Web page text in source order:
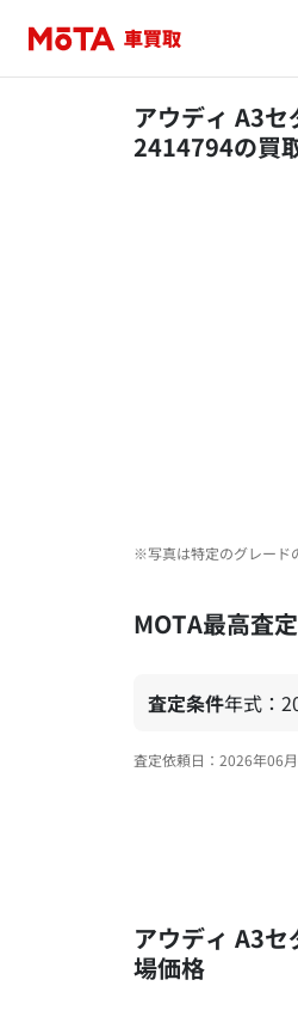
アウディ A3
2414794の買
※写真は特定のグレード
MOTA最高査
査定条件年式：
査定依頼日：2026年06
アウディ A3
場価格